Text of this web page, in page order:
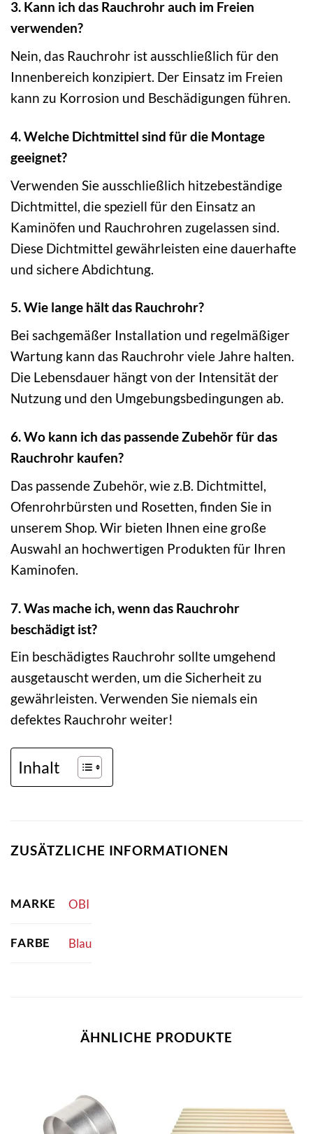
3. Kann ich das Rauchrohr auch im Freien
verwenden?
Nein, das Rauchrohr ist ausschließlich für den
Innenbereich konzipiert. Der Einsatz im Freien
kann zu Korrosion und Beschädigungen führen.
4. Welche Dichtmittel sind für die Montage
geeignet?
Verwenden Sie ausschließlich hitzebeständige
Dichtmittel, die speziell für den Einsatz an
Kaminöfen und Rauchrohren zugelassen sind.
Diese Dichtmittel gewährleisten eine dauerhafte
und sichere Abdichtung.
5. Wie lange hält das Rauchrohr?
Bei sachgemäßer Installation und regelmäßiger
Wartung kann das Rauchrohr viele Jahre halten.
Die Lebensdauer hängt von der Intensität der
Nutzung und den Umgebungsbedingungen ab.
6. Wo kann ich das passende Zubehör für das
Rauchrohr kaufen?
Das passende Zubehör, wie z.B. Dichtmittel,
Ofenrohrbürsten und Rosetten, finden Sie in
unserem Shop. Wir bieten Ihnen eine große
Auswahl an hochwertigen Produkten für Ihren
Kaminofen.
7. Was mache ich, wenn das Rauchrohr
beschädigt ist?
Ein beschädigtes Rauchrohr sollte umgehend
ausgetauscht werden, um die Sicherheit zu
gewährleisten. Verwenden Sie niemals ein
defektes Rauchrohr weiter!
Inhalt
ZUSÄTZLICHE INFORMATIONEN
MARKE OBI
FARBE Blau
ÄHNLICHE PRODUKTE